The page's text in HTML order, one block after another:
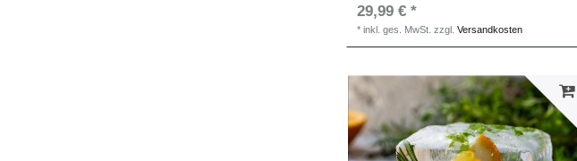
29,99 € *
*inkl. ges. MwSt. zzgl.Versandkosten